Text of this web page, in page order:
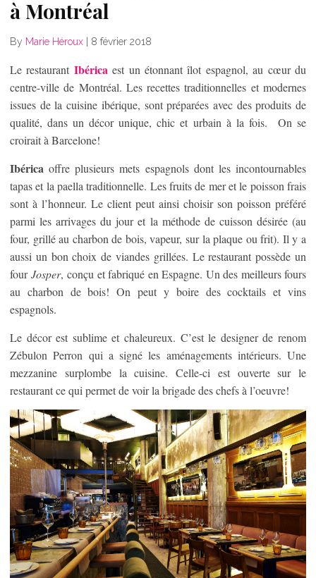
à Montréal
By Marie Héroux 8 février 2018
Le restaurant Ibérica est un étonnant îlot espagnol, au cœur du
centre-ville de Montréal. Les recettes traditionnelles et modernes
issues de la cuisine ibérique, sont préparées avec des produits de
qualité, dans un décor unique, chic et urbain à la fois. On se
croirait à Barcelone!
Ibérica offre plusieurs mets espagnols dont les incontournables
tapas et la paella traditionnelle. Les fruits de mer et le poisson frais
sont à l’honneur. Le client peut ainsi choisir son poisson préféré
parmi les arrivages du jour et la méthode de cuisson désirée (au
four, grillé au charbon de bois, vapeur, sur la plaque ou frit). Il y a
aussi un bon choix de viandes grillées. Le restaurant possède un
fourJosper, conçu et fabriqué en Espagne. Un des meilleurs fours
au charbon de bois! On peut y boire des cocktails et vins
espagnols.
Le décor est sublime et chaleureux. C’est le designer de renom
Zébulon Perron qui a signé les aménagements intérieurs. Une
mezzanine surplombe la cuisine. Celle-ci est ouverte sur le
restaurant ce qui permet de voir la brigade des chefs à l’oeuvre!